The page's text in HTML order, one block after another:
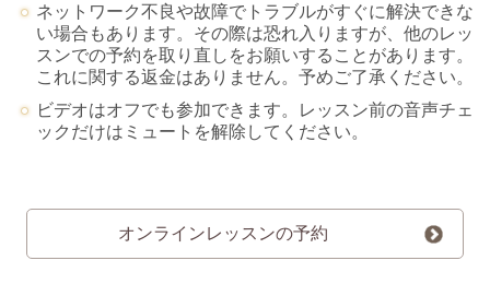
ネットワーク不良や故障でトラブルがすぐに解決できな
い場合もあります。その際は恐れ入りますが、他のレッ
スンでの予約を取り直しをお願いすることがあります。
これに関する返金はありません。予めご了承ください。
ビデオはオフでも参加できます。レッスン前の音声チェ
ックだけはミュートを解除してください。
オンラインレッスンの予約